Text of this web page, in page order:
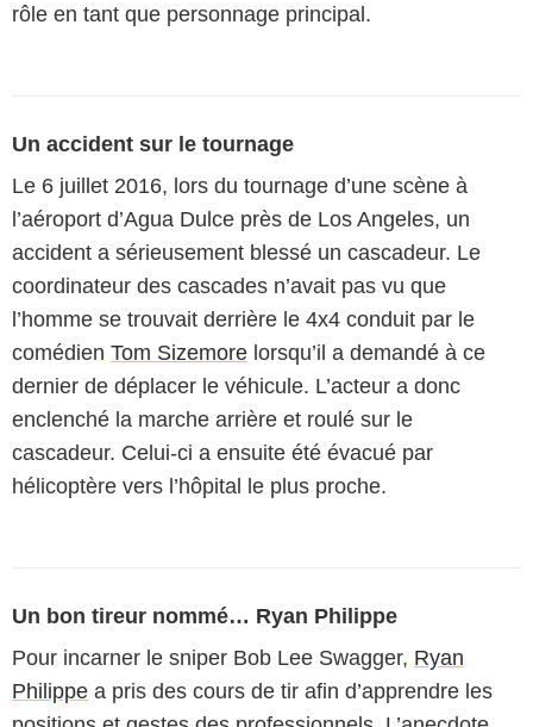
rôle en tant que personnage principal.
Un accident sur le tournage
Le 6 juillet 2016, lors du tournage d’une scène à
l’aéroport d’Agua Dulce près de Los Angeles, un
accident a sérieusement blessé un cascadeur. Le
coordinateur des cascades n’avait pas vu que
l’homme se trouvait derrière le 4x4 conduit par le
comédien Tom Sizemore lorsqu’il a demandé à ce
dernier de déplacer le véhicule. L’acteur a donc
enclenché la marche arrière et roulé sur le
cascadeur. Celui-ci a ensuite été évacué par
hélicoptère vers l’hôpital le plus proche.
Un bon tireur nommé… Ryan Philippe
Pour incarner le sniper Bob Lee Swagger, Ryan
Philippe a pris des cours de tir afin d’apprendre les